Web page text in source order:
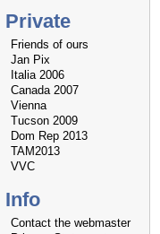
Private
Friends of ours
Jan Pix
Italia 2006
Canada 2007
Vienna
Tucson 2009
Dom Rep 2013
TAM2013
VVC
Info
Contact the webmaster